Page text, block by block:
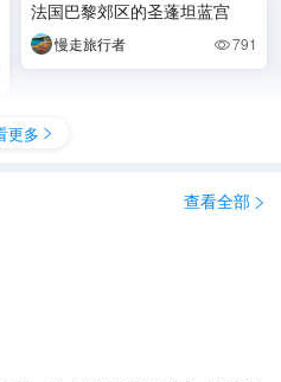
法国巴黎郊区的圣蓬坦蓝宫
慢走旅行者 791
更多 
查看全部 